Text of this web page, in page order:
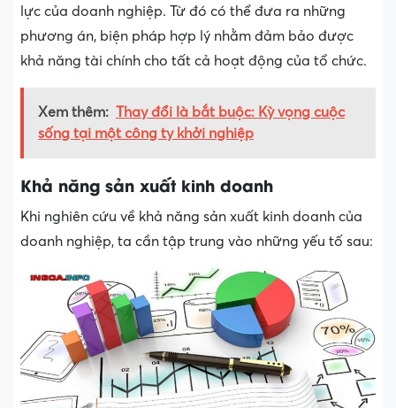
lực của doanh nghiệp. Từ đó có thể đưa ra những
phương án, biện pháp hợp lý nhằm đảm bảo được
khả năng tài chính cho tất cả hoạt động của tổ chức.
Xem thêm: Thay đổi là bắt buộc: Kỳ vọng cuộc
sống tại một công ty khởi nghiệp
Khả năng sản xuất kinh doanh
Khi nghiên cứu về khả năng sản xuất kinh doanh của
doanh nghiệp, ta cần tập trung vào những yếu tố sau: